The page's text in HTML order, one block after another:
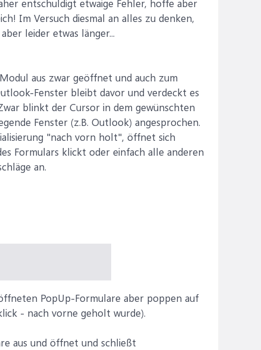
entschuldigt etwaige Fehler, hoffe aber
Im Versuch diesmal an alles zu denken,
leider etwas länger...
aus zwar geöffnet und auch zum
Fenster bleibt davor und verdeckt es
blinkt der Cursor in dem gewünschten
Fenster (z.B. Outlook) angesprochen.
"nach vorn holt", öffnet sich
Formulars klickt oder einfach alle anderen
an.
PopUp-Formulare aber poppen auf
- nach vorne geholt wurde).
aus und öffnet und schließt